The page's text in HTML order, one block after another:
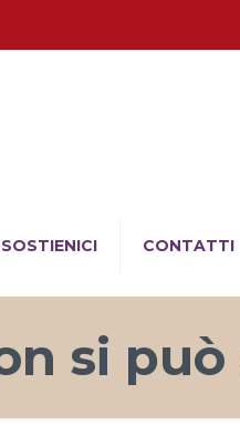
SOSTIENICI CONTATTI
si